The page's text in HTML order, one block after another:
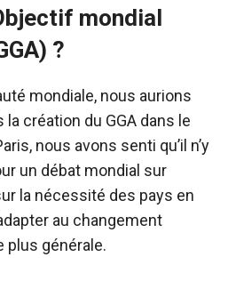
mondial
?
mondiale, nous aurions
création du GGA dans le
nous avons senti qu’il n’y
un débat mondial sur
la nécessité des pays en
au changement
plus générale.